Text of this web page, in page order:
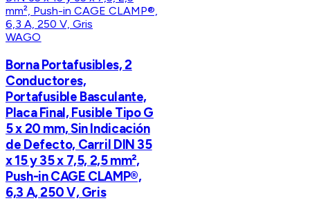
WAGO
Borna Portafusibles, 2
Conductores,
Portafusible Basculante,
Placa Final, Fusible Tipo G
5 x 20 mm, Sin Indicación
de Defecto, Carril DIN 35
x 15 y 35 x 7,5, 2,5 mm²,
Push-in CAGE CLAMP®,
6,3 A, 250 V, Gris